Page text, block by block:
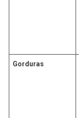
Gorduras